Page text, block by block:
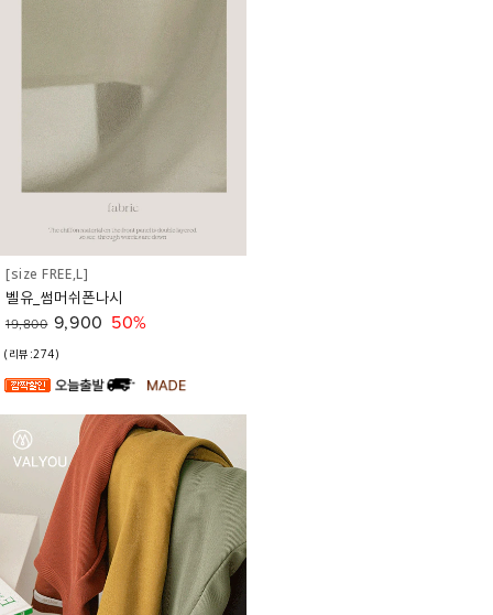
[size FREE,L]
벨유_썸머쉬폰나시
19,800 9,900 50%
(리뷰:274)